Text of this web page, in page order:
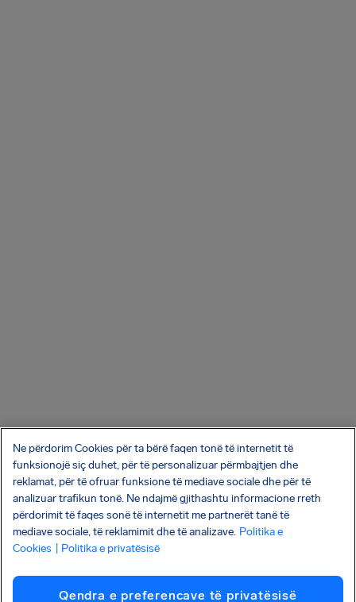
Ne përdorim Cookies për ta bërë faqen tonë të internetit të
funksionojë siç duhet, për të personalizuar përmbajtjen dhe
reklamat, për të ofruar funksione të mediave sociale dhe për të
analizuar trafikun tonë. Ne ndajmë gjithashtu informacione rreth
përdorimit të faqes sonë të internetit me partnerët tanë të
mediave sociale, të reklamimit dhe të analizave. Politika e
Cookies
| Politika e privatësisë
Qendra e preferencave të privatësisë